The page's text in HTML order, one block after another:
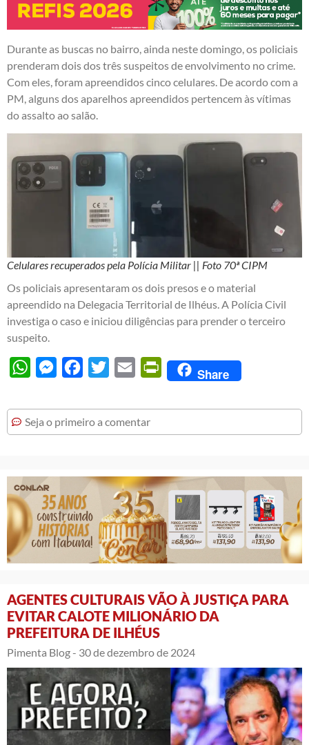
Durante as buscas no bairro, ainda neste domingo, os policiais
prenderam dois dos três suspeitos de envolvimento no crime.
Com eles, foram apreendidos cinco celulares. De acordo com a
PM, alguns dos aparelhos apreendidos pertencem às vítimas
do assalto ao salão.
Celulares recuperados pela Polícia Militar || Foto 70ª CIPM
Os policiais apresentaram os dois presos e o material
apreendido na Delegacia Territorial de Ilhéus. A Polícia Civil
investiga o caso e iniciou diligências para prender o terceiro
suspeito.
WhatsAppMessengerFacebook
Twitter Email PrintFriendly
Share
Seja o primeiro a comentar
AGENTES CULTURAIS VÃO À JUSTIÇA PARA
EVITAR CALOTE MILIONÁRIO DA
PREFEITURA DE ILHÉUS
Pimenta Blog - 30 de dezembro de 2024